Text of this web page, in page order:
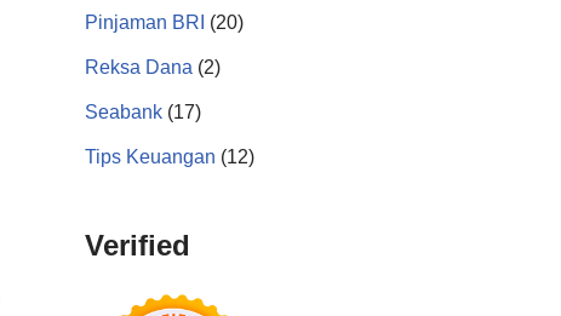
Pinjaman BRI (20)
Reksa Dana (2)
Seabank (17)
Tips Keuangan (12)
Verified